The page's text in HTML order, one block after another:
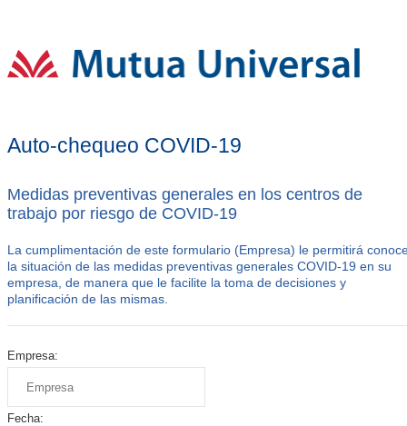
Auto-chequeo COVID-19
Medidas preventivas generales en los centros de
trabajo por riesgo de COVID-19
La cumplimentación de este formulario (Empresa) le permitirá
la situación de las medidas preventivas generales COVID-19 en su
empresa, de manera que le facilite la toma de decisiones y
planificación de las mismas.
Empresa:
Fecha: